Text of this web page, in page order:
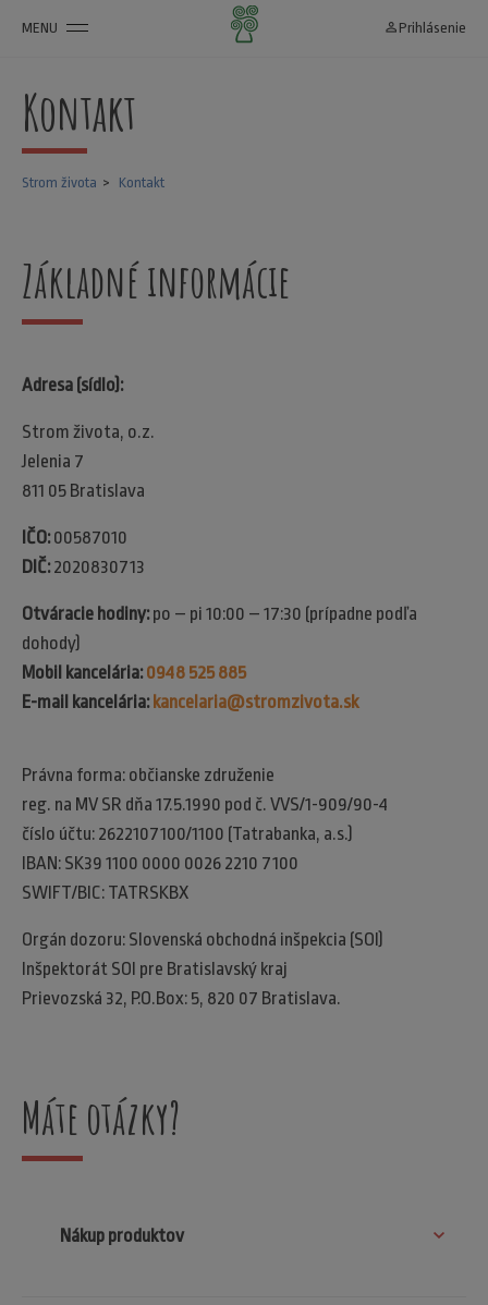
MENU person_outline Prihlásenie
Kontakt
Strom života Kontakt
Základné informácie
Adresa (sídlo):
Strom života, o.z.
Jelenia 7
811 05 Bratislava
IČO:00587010
DIČ:2020830713
Otváracie hodiny:po – pi 10:00 – 17:30 (prípadne podľa
dohody)
Mobil kancelária:0948 525 885
E-mail kancelária:kancelaria@stromzivota.sk
Právna forma: občianske združenie
reg. na MV SR dňa 17.5.1990 pod č. VVS/1-909/90-4
číslo účtu: 2622107100/1100 (Tatrabanka, a.s.)
IBAN: SK39 1100 0000 0026 2210 7100
SWIFT/BIC: TATRSKBX
Orgán dozoru: Slovenská obchodná inšpekcia (SOI)​
Inšpektorát SOI pre Bratislavský kraj​
Prievozská 32, P.O.Box: 5, 820 07 Bratislava.
Máte otázky?
Nákup produktov